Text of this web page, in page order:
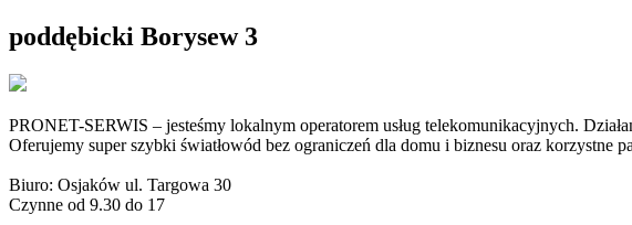
poddębicki Borysew 3
PRONET-SERWIS – jesteśmy lokalnym operatorem usług telekomunikacyjnych.
Oferujemy super szybki światłowód bez ograniczeń dla domu i biznesu oraz korzystne
Biuro: Osjaków ul. Targowa 30
Czynne od 9.30 do 17